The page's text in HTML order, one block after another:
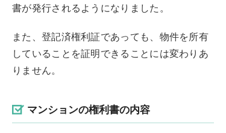
書が発行されるようになりました。
また、登記済権利証であっても、物件を所有
していることを証明できることには変わりあ
りません。
マンションの権利書の内容